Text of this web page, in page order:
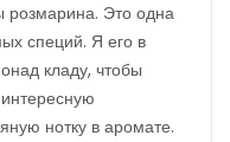
Это одна
специй. Я его в
кладу, чтобы
нотку в аромате.